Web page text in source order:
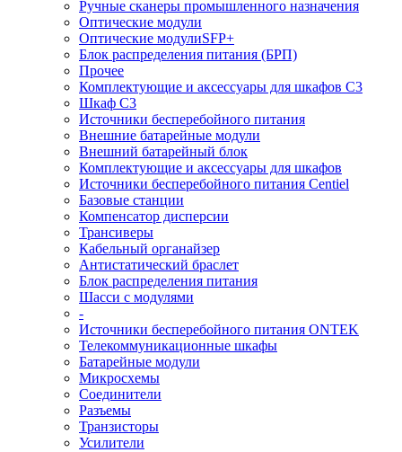
Ручные сканеры промышленного назначения
Оптические модули
Оптические модулиSFP+
Блок распределения питания (БРП)
Прочее
Комплектующие и аксессуары для шкафов C3
Шкаф C3
Источники бесперебойного питания
Внешние батарейные модули
Внешний батарейный блок
Комплектующие и аксессуары для шкафов
Источники бесперебойного питания Centiel
Базовые станции
Компенсатор дисперсии
Трансиверы
Кабельный органайзер
Антистатический браслет
Блок распределения питания
Шасси с модулями
-
Источники бесперебойного питания ONTEK
Телекоммуникационные шкафы
Батарейные модули
Микросхемы
Соединители
Разъемы
Транзисторы
Усилители